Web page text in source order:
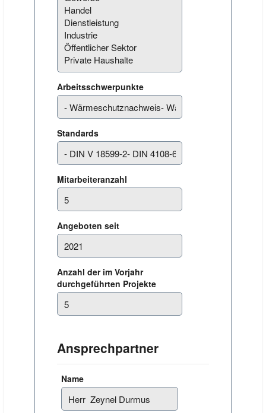
Arbeitsschwerpunkte
Standards
Mitarbeiteranzahl
Angeboten seit
Anzahl der im Vorjahr
durchgeführten Projekte
Ansprechpartner
Name